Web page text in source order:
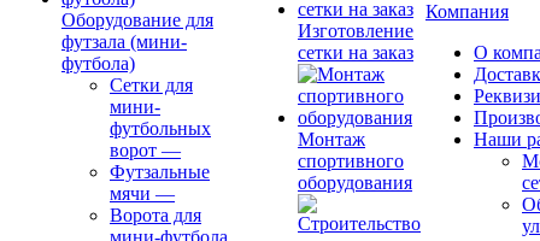
Оборудование для
футзала (мини-
футбола)
Сетки для
мини-
футбольных
ворот —
Футзальные
мячи —
Ворота для
мини-футбола
Изготовление
сетки на заказ
Монтаж
спортивного
оборудования
Компания
О
Наши